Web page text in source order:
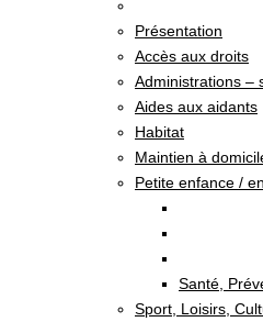
Présentation
Accès aux droits
Administrations –
Aides aux aidants
Habitat
Maintien à
Petite enfance /
Santé,
Sport, Loisirs,